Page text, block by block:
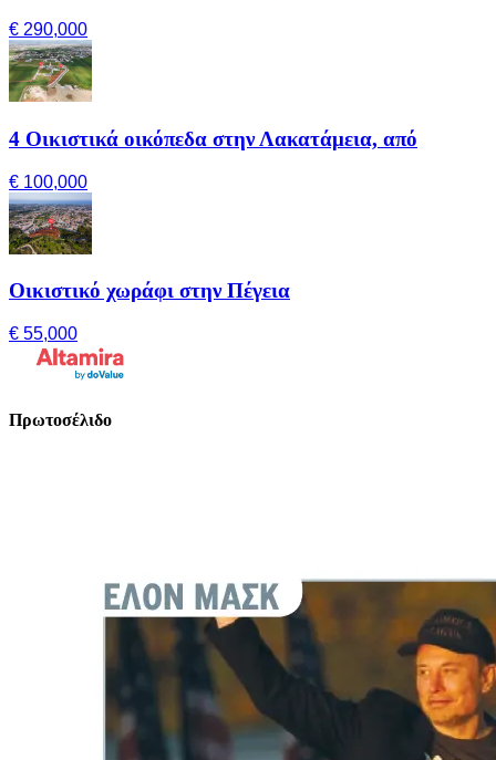
€ 290,000
4 Οικιστικά οικόπεδα στην Λακατάμεια, από
€ 100,000
Οικιστικό χωράφι στην Πέγεια
€ 55,000
Πρωτοσέλιδο